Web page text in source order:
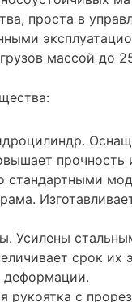
проста в
массой до
прочность
стандартными
Усилены
срок их
рукоятка с